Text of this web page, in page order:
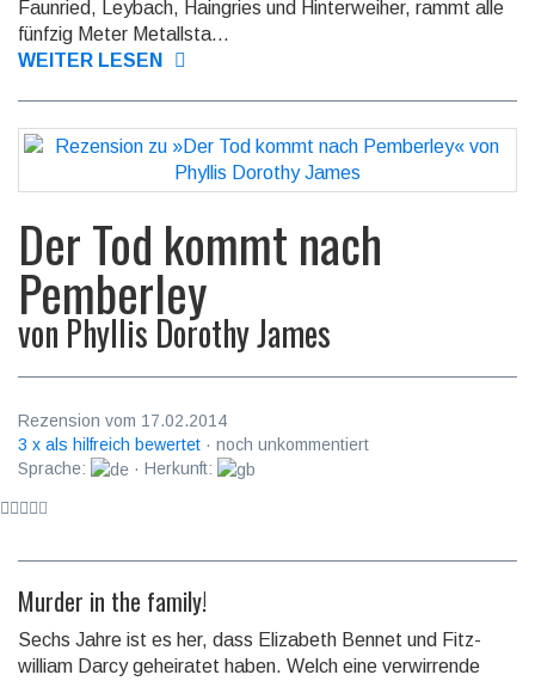
Faunried, Ley­bach, Hain­gries und Hin­ter­wei­her, rammt alle
fünfzig Meter Metallsta...
WEITER LESEN
Der Tod kommt nach
Pemberley
von Phyllis Dorothy James
Rezension vom 17.02.2014
3 x als hilfreich bewertet · noch unkommentiert
Sprache:
· Herkunft:
Murder in the family!
Sechs Jahre ist es her, dass Elizabeth Bennet und Fitz­
william Darcy ge­heira­tet haben. Welch eine ver­wir­rende